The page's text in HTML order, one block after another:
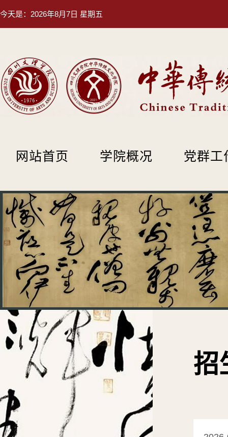
今天是： 2026年8月7日 星期五
网站首页 学院概况 党群工
招